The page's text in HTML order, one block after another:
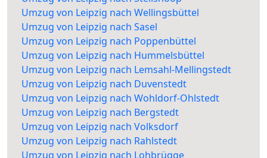
Umzug von Leipzig nach Wellingsbüttel
Umzug von Leipzig nach Sasel
Umzug von Leipzig nach Poppenbüttel
Umzug von Leipzig nach Hummelsbüttel
Umzug von Leipzig nach Lemsahl-Mellingstedt
Umzug von Leipzig nach Duvenstedt
Umzug von Leipzig nach Wohldorf-Ohlstedt
Umzug von Leipzig nach Bergstedt
Umzug von Leipzig nach Volksdorf
Umzug von Leipzig nach Rahlstedt
Umzug von Leipzig nach Lohbrügge